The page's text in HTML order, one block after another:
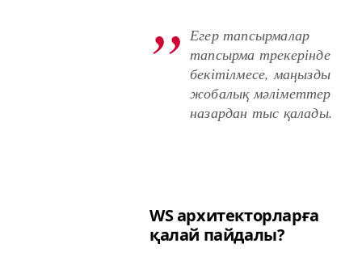
Егер тапсырмалар
тапсырма трекерінде
бекітілмесе, маңызды
жобалық мәліметтер
назардан тыс қалады.
WSархитекторларға
қалай пайдалы?